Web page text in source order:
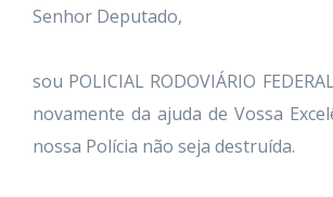
Senhor Deputado,
sou POLICIAL RODOVIÁRIO
novamente da ajuda de Vossa
nossa Polícia não seja destruída.